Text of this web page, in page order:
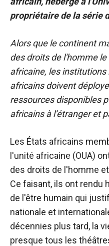
propriétaire de la série
Alors que le continent
des droits de l'homme
africaine, les
africains doivent
ressources disponibles
africains à l’étranger et
Les États africains
l'unité africaine (OUA)
des droits de l'homme
Ce faisant, ils ont rendu
de l'être humain qui
nationale et
décennies plus tard, la
presque tous les